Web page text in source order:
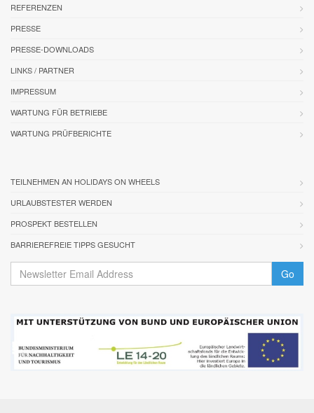
REFERENZEN
PRESSE
PRESSE-DOWNLOADS
LINKS / PARTNER
IMPRESSUM
WARTUNG FÜR BETRIEBE
WARTUNG PRÜFBERICHTE
TEILNEHMEN AN HOLIDAYS ON WHEELS
URLAUBSTESTER WERDEN
PROSPEKT BESTELLEN
BARRIEREFREIE TIPPS GESUCHT
Go